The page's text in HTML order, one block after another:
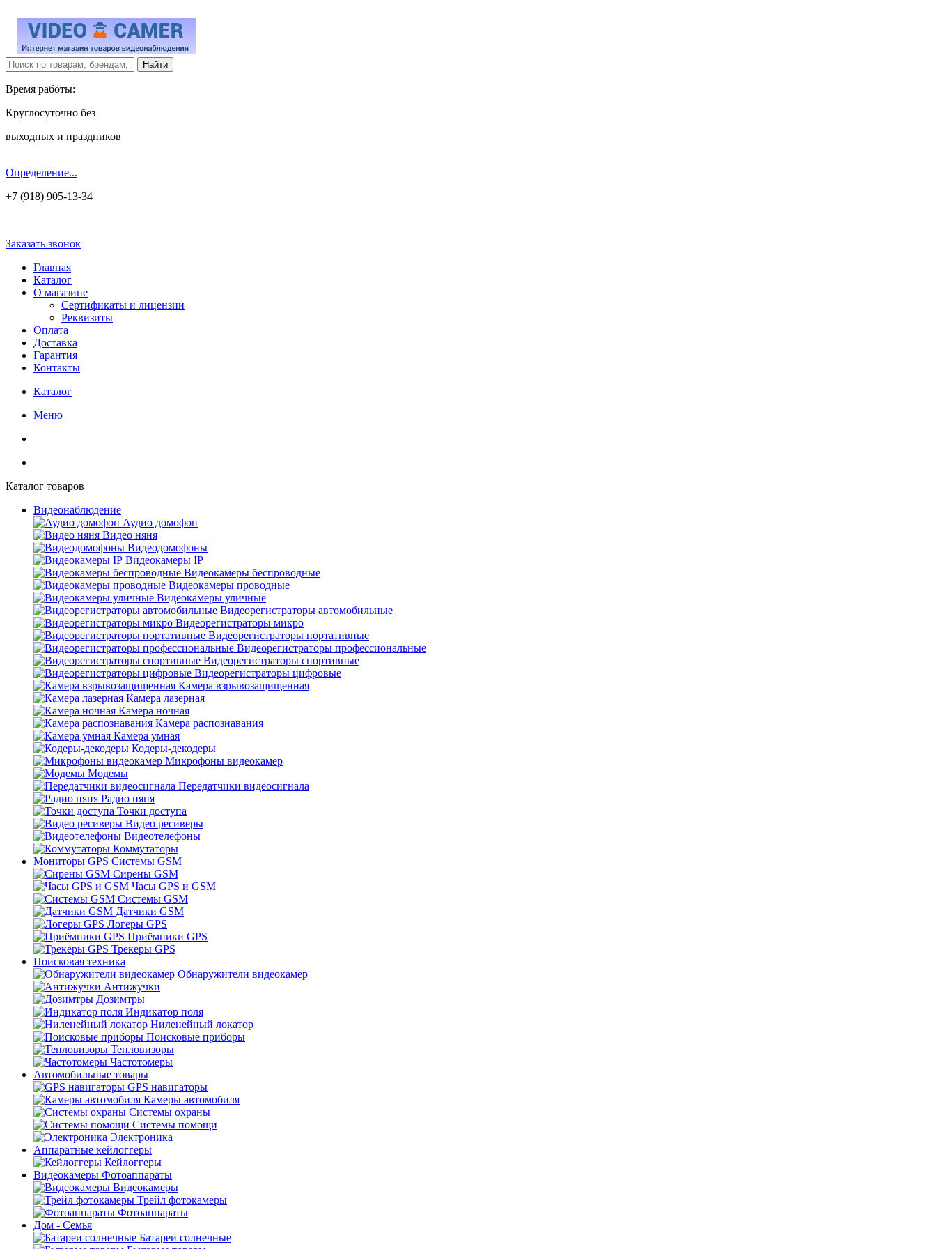
Время работы:
Круглосуточно без
выходных и праздников
Определение...
+7 (918) 905-13-34
Заказать звонок
Главная
Каталог
О магазине
Сертификаты и лицензии
Реквизиты
Оплата
Доставка
Гарантия
Контакты
Каталог
Меню
Каталог товаров
Видеонаблюдение
Аудио домофон
Видео няня
Видеодомофоны
Видеокамеры IP
Видеокамеры беспроводные
Видеокамеры проводные
Видеокамеры уличные
Видеорегистраторы автомобильные
Видеорегистраторы микро
Видеорегистраторы портативные
Видеорегистраторы профессиональные
Видеорегистраторы спортивные
Видеорегистраторы цифровые
Камера взрывозащищенная
Камера лазерная
Камера ночная
Камера распознавания
Камера умная
Кодеры-декодеры
Микрофоны видеокамер
Модемы
Передатчики видеосигнала
Радио няня
Точки доступа
Видео ресиверы
Видеотелефоны
Коммутаторы
Мониторы GPS Системы GSM
Сирены GSM
Часы GPS и GSM
Системы GSM
Датчики GSM
Логеры GPS
Приёмники GPS
Трекеры GPS
Поисковая техника
Обнаружители видеокамер
Антижучки
Дозимтры
Индикатор поля
Ниленейный локатор
Поисковые приборы
Тепловизоры
Частотомеры
Автомобильные товары
GPS навигаторы
Камеры автомобиля
Системы охраны
Системы помощи
Электроника
Аппаратные кейлоггеры
Кейлоггеры
Видеокамеры Фотоаппараты
Видеокамеры
Трейл фотокамеры
Фотоаппараты
Дом - Семья
Батареи солнечные